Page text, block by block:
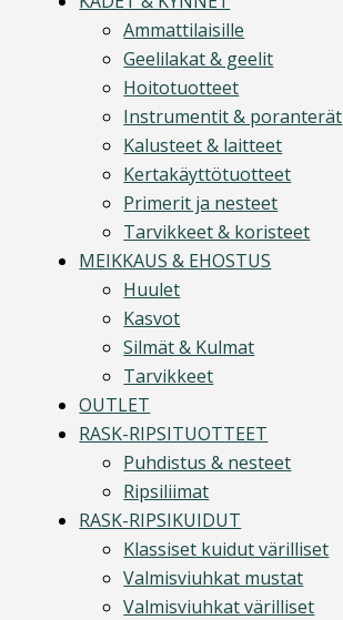
Ammattilaisille
Geelilakat & geelit
Hoitotuotteet
Instrumentit & poranterät
Kalusteet & laitteet
Kertakäyttötuotteet
Primerit ja nesteet
Tarvikkeet & koristeet
MEIKKAUS & EHOSTUS
Huulet
Kasvot
Silmät & Kulmat
Tarvikkeet
OUTLET
RASK-RIPSITUOTTEET
Puhdistus & nesteet
Ripsiliimat
RASK-RIPSIKUIDUT
Klassiset kuidut värilliset
Valmisviuhkat mustat
Valmisviuhkat värilliset